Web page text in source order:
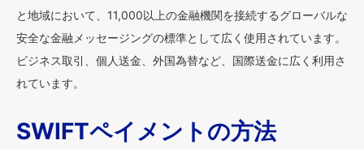
と地域において、11,000以上の金融機関を接続するグローバルな
安全な金融メッセージングの標準として広く使用されています。
ビジネス取引、個人送金、外国為替など、国際送金に広く利用さ
れています。
SWIFTペイメントの方法